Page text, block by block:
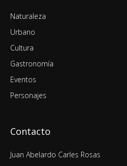
Naturaleza
Urbano
Cultura
Gastronomía
Eventos
Personajes
Contacto
Juan Abelardo Carles Rosas